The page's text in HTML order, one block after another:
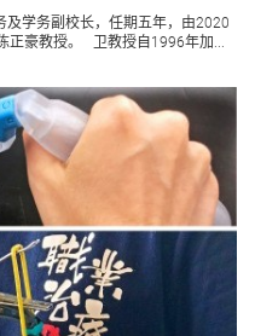
及学务副校长，任期五年，由2020
正豪教授。 卫教授自1996年加...